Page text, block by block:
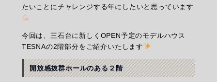
たいことにチャレンジする年にしたいと思っています
今回は、 三石台に新しくOPEN予定のモデルハウス
TESNAの2階部分をご紹介いたします
開放感抜群ホールのある２階